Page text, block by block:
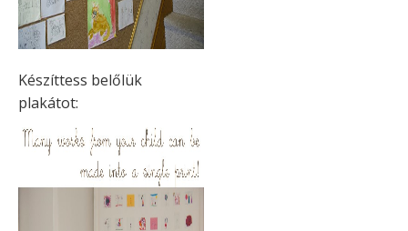
Készíttess belőlük
plakátot: